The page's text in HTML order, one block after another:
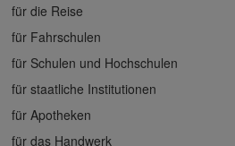
für die Reise
für Fahrschulen
für Schulen und Hochschulen
für staatliche Institutionen
für Apotheken
für das Handwerk